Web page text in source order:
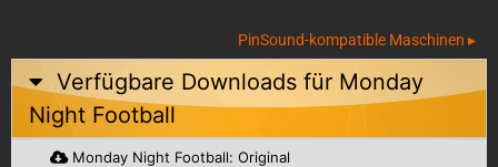
PinSound-kompatible Maschinen ▸
Verfügbare Downloads für Monday
Night Football
Monday Night Football: Original